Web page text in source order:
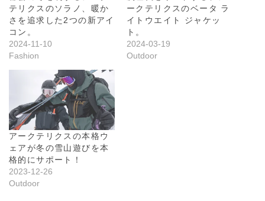
テリクスのソラノ、暖か
さを追求した2つの新アイ
コン。
2024-11-10
Fashion
ークテリクスのベータ ラ
イトウエイト ジャケッ
ト。
2024-03-19
Outdoor
アークテリクスの本格ウ
ェアが冬の雪山遊びを本
格的にサポート！
2023-12-26
Outdoor